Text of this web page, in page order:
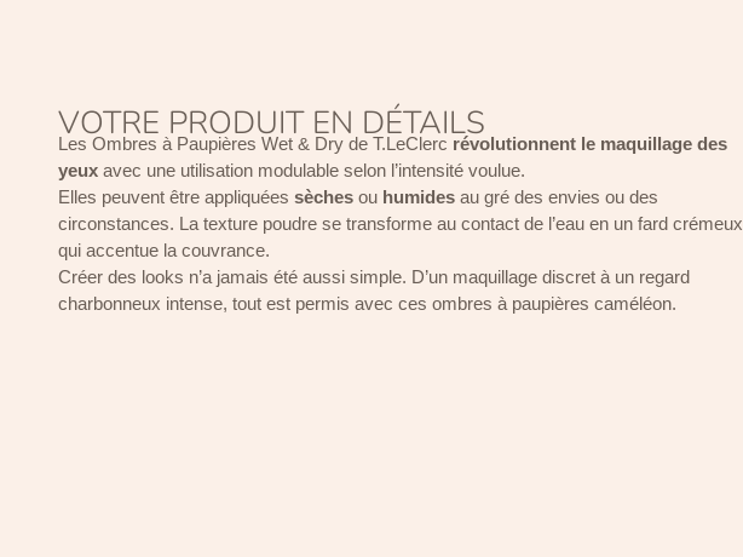
VOTRE PRODUIT EN DÉTAILS
Les Ombres à Paupières Wet & Dry de T.LeClerc révolutionnent le maquillage des
yeux avec une utilisation modulable selon l’intensité voulue.
Elles peuvent être appliquées sèches ou humides au gré des envies ou des
circonstances. La texture poudre se transforme au contact de l’eau en un fard crémeux
qui accentue la couvrance.
Créer des looks n’a jamais été aussi simple. D’un maquillage discret à un regard
charbonneux intense, tout est permis avec ces ombres à paupières caméléon.